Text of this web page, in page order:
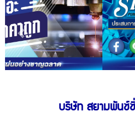
บริษัท สยามพันช์